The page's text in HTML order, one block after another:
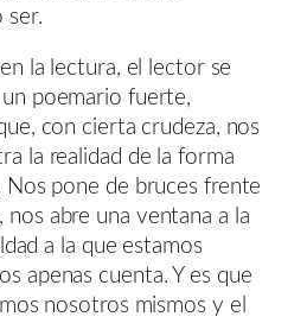
ser.
la lectura, el lector se
poemario fuerte,
con cierta crudeza, nos
la realidad de la forma
Nos pone de bruces frente
abre una ventana a la
a la que estamos
apenas cuenta. Y es que
nosotros mismos y el